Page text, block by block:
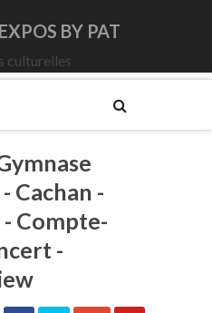
BY PAT
culturelles
Cachan -
Compte-
-